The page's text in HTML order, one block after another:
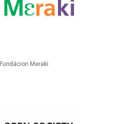
Fundácion Meraki